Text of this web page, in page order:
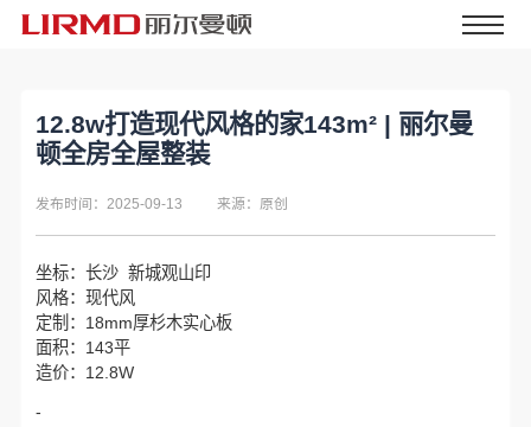
12.8w打造现代风格的家143m² | 丽尔曼
顿全房全屋整装
发布时间：2025-09-13 来源：原创
坐标：长沙 新城观山印
风格：现代风
定制：18mm厚杉木实心板
面积：143平
造价：12.8W
-